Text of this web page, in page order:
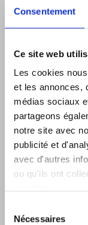
Consentement
Ce site web
Les cookies
et les annonces,
médias sociaux
partageons
notre site avec
publicité et
avec d'autres
ou qu'ils ont
Nécessaires